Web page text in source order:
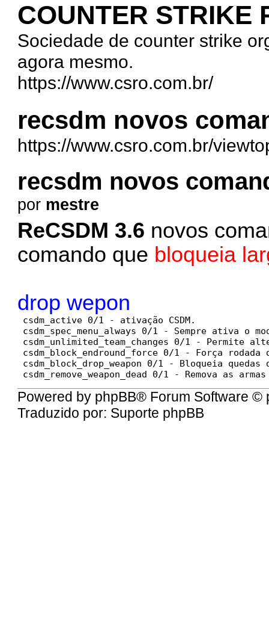
COUNTER STRIKE
Sociedade de counter strike
agora mesmo.
https://www.csro.com.br/
recsdm novos
https://www.csro.com.br/
recsdm novos
por mestre
ReCSDM 3.6 novos
comando que bloqueia
drop wepon
csdm_active 0/1 - ativação CSDM.
csdm_spec_menu_always 0/1 - Sempre ativa o
csdm_unlimited_team_changes 0/1 - Permite
csdm_block_endround_force 0/1 - Força rodada
csdm_block_drop_weapon 0/1 - Bloqueia
csdm_remove_weapon_dead 0/1 - Remova as
Powered by phpBB® Forum Software ©
Traduzido por: Suporte phpBB